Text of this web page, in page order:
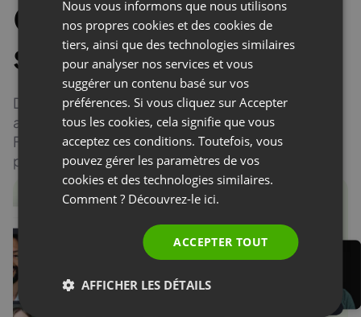
Collaboration en
salles de travail
Divisez votre événement en petites salles de travail
accueillant jusqu’à 40 personnes.
Favorisez la collaboration et combinez théorie et
pratique !
FRENCH
SPANISH
PORTUGUESE
Nous vous informons que nous utilisons
nos propres cookies et des cookies de
tiers, ainsi que des technologies similaires
pour analyser nos services et vous
suggérer un contenu basé sur vos
préférences. Si vous cliquez sur Accepter
tous les cookies, cela signifie que vous
acceptez ces conditions. Toutefois, vous
pouvez gérer les paramètres de vos
cookies et des technologies similaires.
Comment ? Découvrez-le ici.
ACCEPTER TOUT
AFFICHER LES DÉTAILS